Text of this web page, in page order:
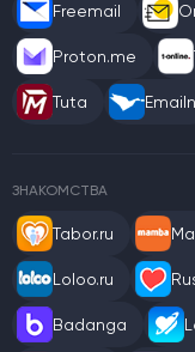
Freemail
Proton.me
Tuta Emailn
ЗНАКОМСТВА
Tabor.ru
Loloo.ru
Badanga